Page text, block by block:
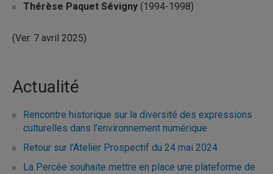
Thérèse Paquet Sévigny (1994-1998)
(Ver. 7 avril 2025)
Actualité
Rencontre historique sur la diversité des expressions
culturelles dans l’environnement numérique
Retour sur l’Atelier Prospectif du 24 mai 2024
La Percée souhaite mettre en place une plateforme de